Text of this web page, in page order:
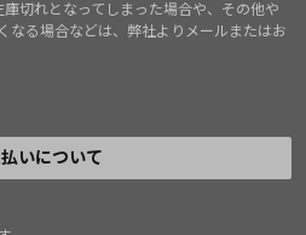
切れとなってしまった場合や、その他や
なる場合などは、弊社よりメールまたはお
いについて